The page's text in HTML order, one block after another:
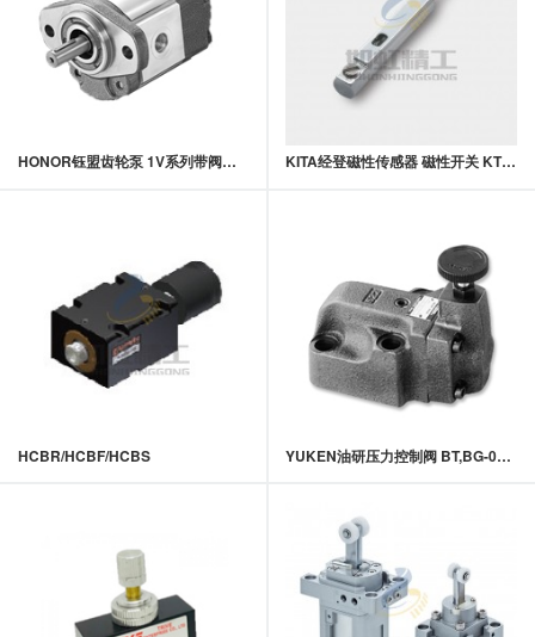
HONOR钰盟齿轮泵 1V系列带阀齿轮泵 KITA经登磁性传感器 磁性开关 KT02系列
HCBR/HCBF/HCBS YUKEN油研压力控制阀 BT,BG-03,06,10系列先导控制溢流阀